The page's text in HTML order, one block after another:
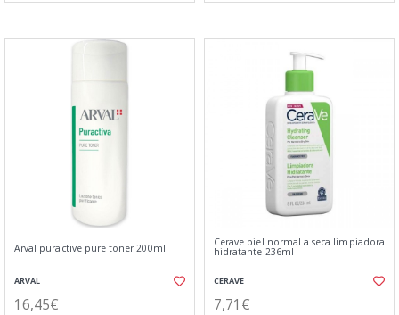
Arval puractive pure toner 200ml
ARVAL
16,45€
Cerave piel normal a seca limpiadora
hidratante 236ml
CERAVE
7,71€